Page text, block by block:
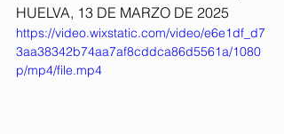
HUELVA, 13 DE MARZO DE 2025
https://video.wixstatic.com/video/e6e1df_d7
3aa38342b74aa7af8cddca86d5561a/1080
p/mp4/file.mp4